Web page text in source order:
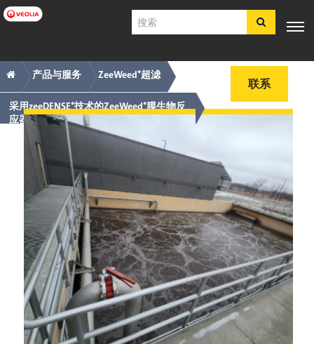
跳
转
要
容
搜
索
主
导
航
专业知
识
行业应
用
产品与服
务 持
工具
电子商
店​​​​​​​
简体中文
招贤纳士
登录
联系我们
痕
迹
导
航
产品与服务 ZeeWeed*超滤
采用zeeDENSE*技术的ZeeWeed*膜生物反
应器
联系